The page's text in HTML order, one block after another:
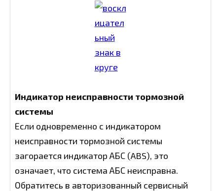
Индикатор неисправности тормозной
системы
Если одновременно с индикатором
неисправности тормозной системы
загорается индикатор АБС (ABS), это
означает, что система АБС неисправна.
Обратитесь в авторизованный сервисный